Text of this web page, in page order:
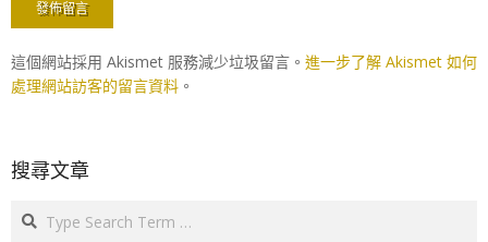
這個網站採用 Akismet 服務減少垃圾留言。 進一步了解 Akismet 如何
處理網站訪客的留言資料 。
搜尋文章
Search